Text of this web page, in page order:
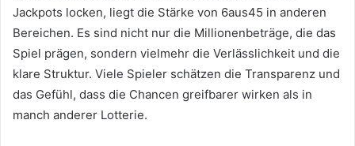
Jackpots locken, liegt die Stärke von 6aus45 in anderen
Bereichen. Es sind nicht nur die Millionenbeträge, die das
Spiel prägen, sondern vielmehr die Verlässlichkeit und die
klare Struktur. Viele Spieler schätzen die Transparenz und
das Gefühl, dass die Chancen greifbarer wirken als in
manch anderer Lotterie.